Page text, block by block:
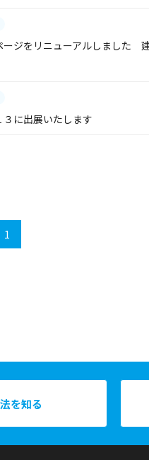
ージをリニューアルしました
に出展いたします
1
を知る